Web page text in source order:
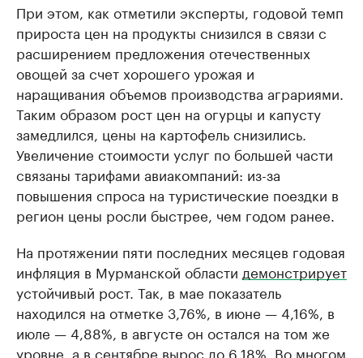
При этом, как отметили эксперты, годовой темп
прироста цен на продукты снизился в связи с
расширением предложения отечественных
овощей за счет хорошего урожая и
наращивания объемов производства аграриями.
Таким образом рост цен на огурцы и капусту
замедлился, цены на картофель снизились.
Увеличение стоимости услуг по большей части
связаны тарифами авиакомпаний: из-за
повышения спроса на туристические поездки в
регион цены росли быстрее, чем годом ранее.
На протяжении пяти последних месяцев годовая
инфляция в Мурманской области демонстрирует
устойчивый рост. Так, в мае показатель
находился на отметке 3,76%, в июне — 4,16%, в
июле — 4,88%, в августе он остался на том же
уровне, а в сентябре вырос до 6,18%. Во многом